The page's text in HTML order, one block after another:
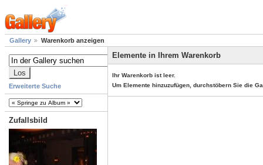
Gallery Warenkorb anzeigen
Erweiterte Suche
Zufallsbild
Elemente in Ihrem Warenkorb
Ihr Warenkorb ist leer.
Um Elemente hinzuzufügen, durchstöbern Sie die